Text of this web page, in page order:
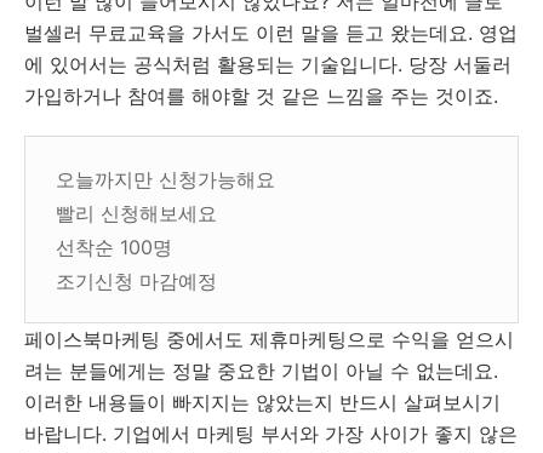
벌셀러 무료교육을 가서도 이런 말을 듣고 왔는데요. 영업
에 있어서는 공식처럼 활용되는 기술입니다. 당장 서둘러
가입하거나 참여를 해야할 것 같은 느낌을 주는 것이죠.
오늘까지만 신청가능해요
빨리 신청해보세요
선착순 100명
조기신청 마감예정
페이스북마케팅 중에서도 제휴마케팅으로 수익을 얻으시
려는 분들에게는 정말 중요한 기법이 아닐 수 없는데요.
이러한 내용들이 빠지지는 않았는지 반드시 살펴보시기
바랍니다. 기업에서 마케팅 부서와 가장 사이가 좋지 않은